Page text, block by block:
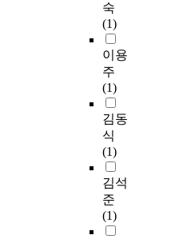
숙
(1)
이용
주
(1)
김동
식
(1)
김석
준
(1)